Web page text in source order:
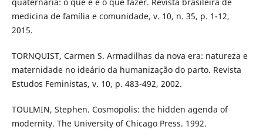
medicina de família e comunidade, v. 10, n. 35, p. 1-12,
2015.
TORNQUIST, Carmen S. Armadilhas da nova era: natureza e
maternidade no ideário da humanização do parto. Revista
Estudos Feministas, v. 10, p. 483-492, 2002.
TOULMIN, Stephen. Cosmopolis: the hidden agenda of
modernity. The University of Chicago Press. 1992.